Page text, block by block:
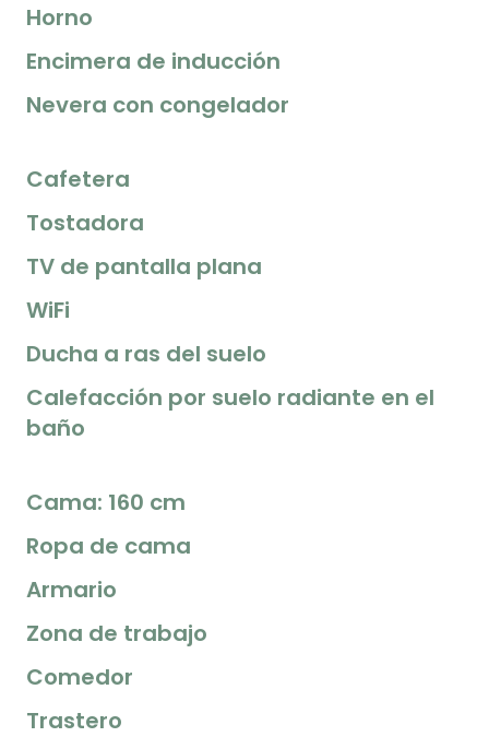
Horno
Encimera de inducción
Nevera con congelador
Cafetera
Tostadora
TV de pantalla plana
WiFi
Ducha a ras del suelo
Calefacción por suelo radiante en el
baño
Cama: 160 cm
Ropa de cama
Armario
Zona de trabajo
Comedor
Trastero